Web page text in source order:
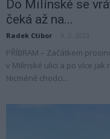
Do Milínské se
čeká až na...
Radek Ctibor
PŘÍBRAM – Začátkem
v Milínské ulici a po více
Nicméně chodci...